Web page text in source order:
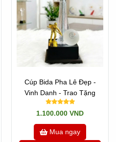
Cúp Bida Pha Lê Đẹp -
Vinh Danh - Trao Tặng
1.100.000 VND
Mua ngay